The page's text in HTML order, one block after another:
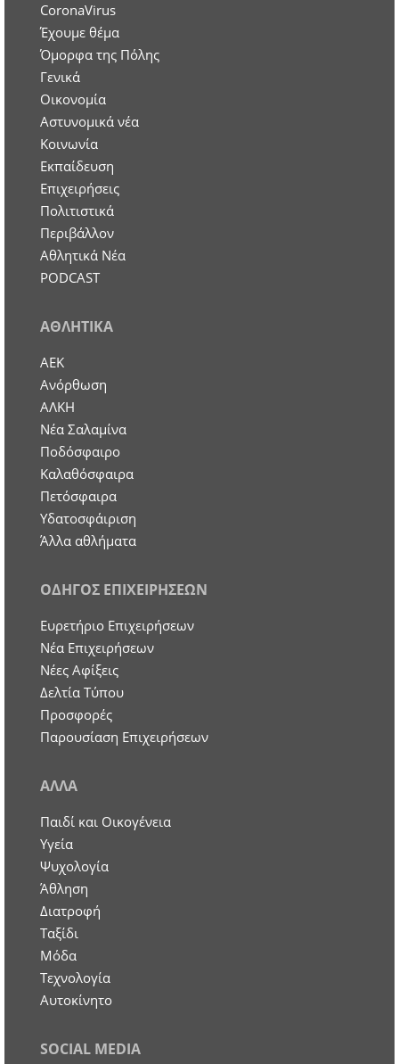
CoronaVirus
Έχουμε θέμα
Όμορφα της Πόλης
Γενικά
Οικονομία
Aστυνομικά νέα
Κοινωνία
Εκπαίδευση
Επιχειρήσεις
Πολιτιστικά
Περιβάλλον
Αθλητικά Νέα
PODCAST
ΑΘΛΗΤΙΚΑ
ΑΕΚ
Ανόρθωση
ΑΛΚΗ
Νέα Σαλαμίνα
Ποδόσφαιρο
Καλαθόσφαιρα
Πετόσφαιρα
Υδατοσφάιριση
Άλλα αθλήματα
ΟΔΗΓΟΣ ΕΠΙΧΕΙΡΗΣΕΩΝ
Ευρετήριο Επιχειρήσεων
Nέα Επιχειρήσεων
Νέες Αφίξεις
Δελτία Τύπου
Προσφορές
Παρουσίαση Επιχειρήσεων
ΑΛΛΑ
Παιδί και Οικογένεια
Υγεία
Ψυχολογία
Άθληση
Διατροφή
Ταξίδι
Μόδα
Τεχνολογία
Αυτοκίνητο
SOCIAL MEDIA